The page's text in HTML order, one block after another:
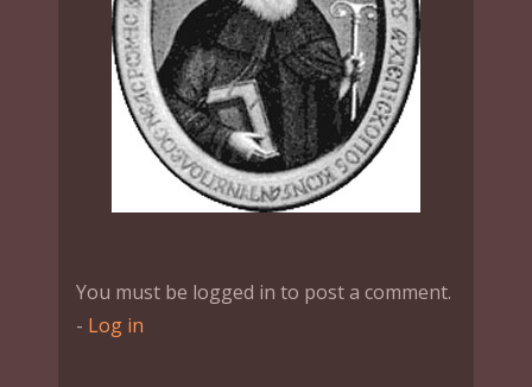
You must be logged in to post a comment.
- Log in